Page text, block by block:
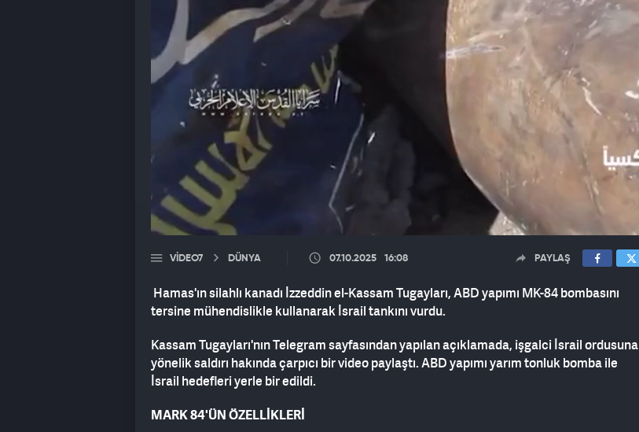
VIDEO7 DÜNYA 07.10.2025 16:08 PAYLAŞ
Hamas'ın silahlı kanadı İzzeddin el-Kassam Tugayları, ABD yapımı MK-84 bombasını
tersine mühendislikle kullanarak İsrail tankını vurdu.
Kassam Tugayları'nın Telegram sayfasından yapılan açıklamada, işgalci İsrail ordusuna
yönelik saldırı hakında çarpıcı bir video paylaştı. ABD yapımı yarım tonluk bomba ile
İsrail hedefleri yerle bir edildi.
MARK 84'ÜN ÖZELLİKLERİ